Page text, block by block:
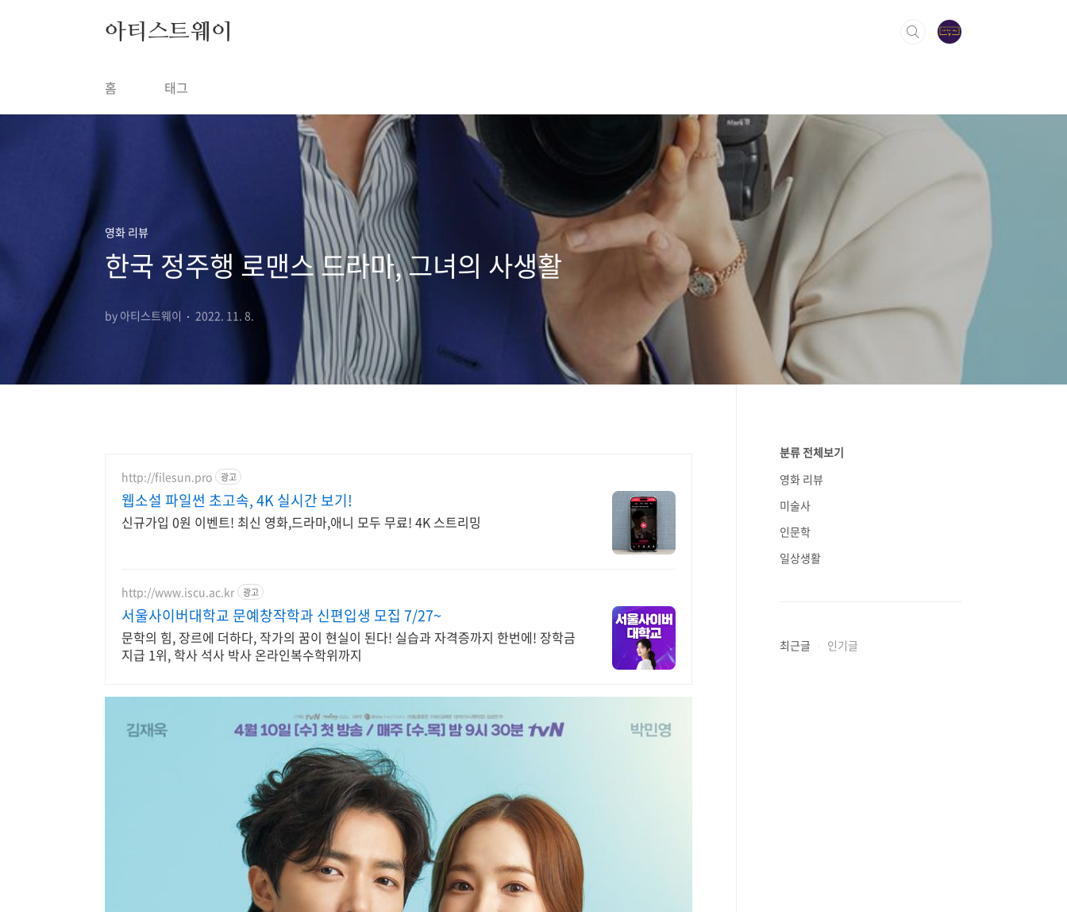
아티스트웨이
홈 태그
영화 리뷰
한국 정주행 로맨스 드라마, 그녀의 사생활
by 아티스트웨이 2022. 11. 8.
http://filesun.pro 광고
웹소설 파일썬 초고속, 4K 실시간 보기!
신규가입 0원 이벤트! 최신 영화,드라마,애니 모두 무료! 4K 스트리밍
http://www.iscu.ac.kr 광고
서울사이버대학교 문예창작학과 신편입생 모집 7/27~
문학의 힘, 장르에 더하다, 작가의 꿈이 현실이 된다! 실습과 자격증까지 한번에! 장학금
지급 1위, 학사 석사 박사 온라인복수학위까지
분류 전체보기
영화 리뷰
미술사
인문학
일상생활
최근글 인기글